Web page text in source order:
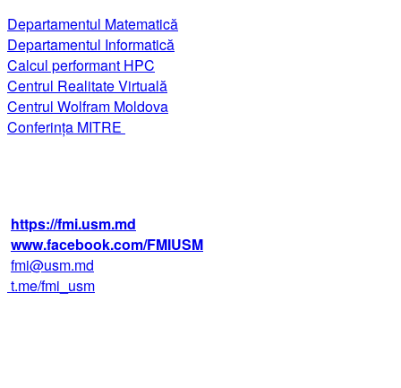
Departamentul Matematică
Departamentul Informatică
Calcul performant HPC
Centrul Realitate Virtuală
Centrul Wolfram Moldova
Conferința MITRE
https://fmi.usm.md
www.facebook.com/FMIUSM
fmi@usm.md
t.me/fmi_usm